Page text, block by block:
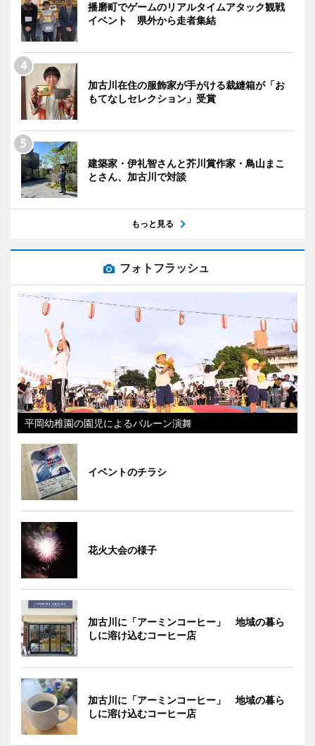
播磨町でゲームのリアルタイムアタック観戦
イベント 県外から走者集結
加古川在住の服飾家が手がける裁縫箱が「お
もてなしセレクション」受賞
建築家・伊礼智さんと芥川賞作家・鳥山まこ
とさん、加古川で対談
もっと見る
フォトフラッシュ
平岡幼稚園の園児によるバルーン演舞
イベントのチラシ
花火大会の様子
加古川に「アーミンコーヒー」 地域の暮ら
しに溶け込むコーヒー店
加古川に「アーミンコーヒー」 地域の暮ら
しに溶け込むコーヒー店